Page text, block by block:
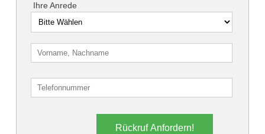
Ihre Anrede
Rückruf Anfordern!